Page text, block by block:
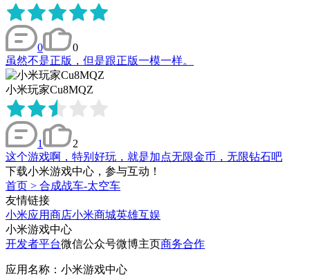
0
0
虽然不是正版，但是跟正版一模一样。
小米玩家Cu8MQZ
1
2
这个游戏啊，特别好玩，就是加点无限金币，无限钻石吧
下载小米游戏中心，参与互动！
首页 > 合成战车-太空车
友情链接
小米应用商店小米商城英雄互娱
小米游戏中心
开发者平台微信公众号微博主页商务合作
应用名称：小米游戏中心